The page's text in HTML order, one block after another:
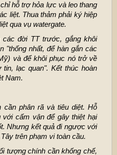
hỗ trợ hỏa lực và leo thang
liệt. Thua thảm phải ký hiệp
qua vụ watergate.
đời TT trước, gắng khôi
"thống nhất, để hàn gắn các
và để khôi phục nó trở về
lạc quan". Kết thúc hoàn
Nam.
cần phân rã và tiêu diệt. Hỗ
cấm vận để gây thiệt hại
Nhưng kết quả đi ngược với
trên phạm vi toàn cầu.
tượng chính cần khống chế,